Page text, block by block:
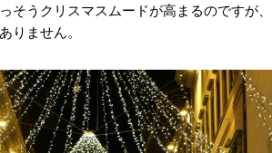
そうクリスマスムードが高まるのですが
りません。